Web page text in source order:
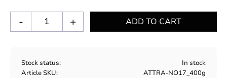
+
-
Stock status
In stock
Article SKU
ATTRA-NO17_400g